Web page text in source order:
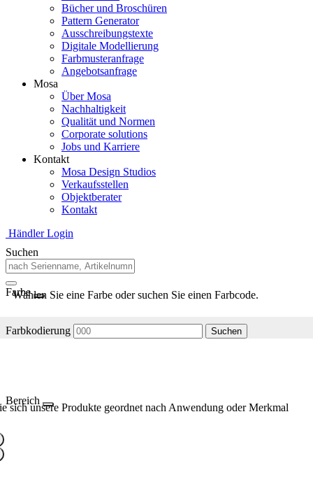
Bücher und Broschüren
Pattern Generator
Ausschreibungstexte
Digitale Modellierung
Farbmusteranfrage
Angebotsanfrage
Mosa
Über Mosa
Nachhaltigkeit
Qualität und Normen
Corporate solutions
Jobs und Karriere
Kontakt
Mosa Design Studios
Verkaufsstellen
Objektberater
Kontakt
Händler Login
Suchen
Farbe
Wählen Sie eine Farbe oder suchen Sie einen Farbcode.
Farbkodierung Suchen
Bereich
sich unsere Produkte geordnet nach Anwendung oder Merkmal